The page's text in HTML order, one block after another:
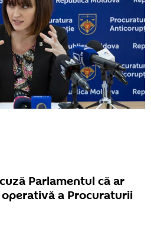
Parlamentul că ar
a Procuraturii